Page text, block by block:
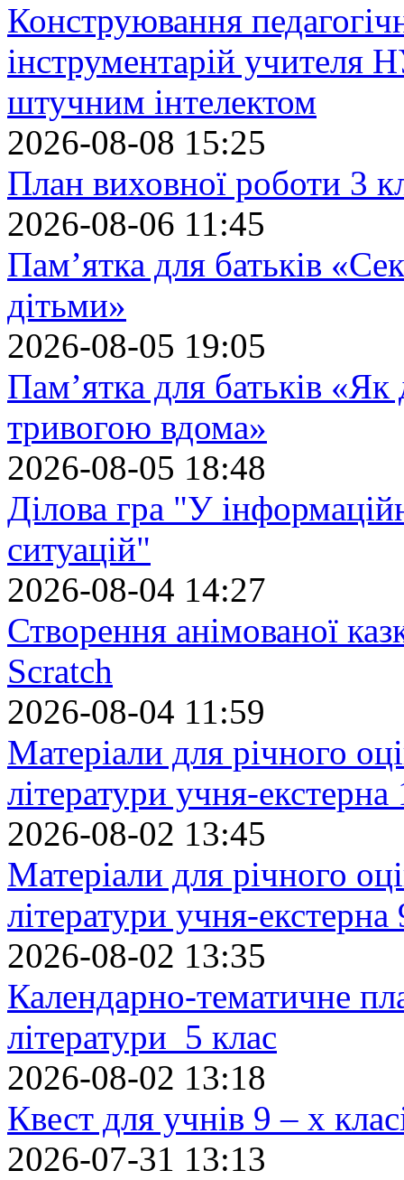
Конструювання
інструментарій учителя
штучним інтелектом
2026-08-08 15:25
План виховної роботи 3
2026-08-06 11:45
Пам’ятка для батьків
дітьми»
2026-08-05 19:05
Пам’ятка для батьків
тривогою вдома»
2026-08-05 18:48
Ділова гра "У
ситуацій"
2026-08-04 14:27
Створення анімованої
Scratch
2026-08-04 11:59
Матеріали для річного
літератури учня-екстерна
2026-08-02 13:45
Матеріали для річного
літератури учня-екстерна
2026-08-02 13:35
Календарно-тематичне
літератури 5 клас
2026-08-02 13:18
Квест для учнів 9 – х
2026-07-31 13:13